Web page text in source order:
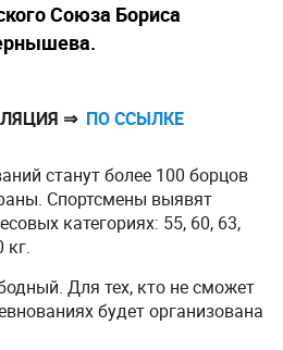
Союза Бориса
⇒ ПО ССЫЛКЕ
станут более 100 борцов
Спортсмены выявят
категориях: 55, 60, 63,
кг.
Для тех, кто не сможет
будет организована